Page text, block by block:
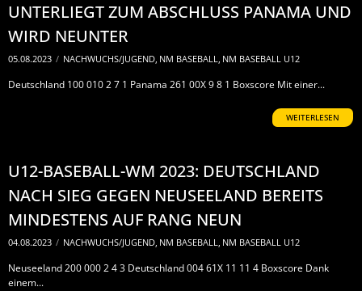
UNTERLIEGT ZUM ABSCHLUSS PANAMA UND
WIRD NEUNTER
05.08.2023 / NACHWUCHS/JUGEND, NM BASEBALL, NM BASEBALL U12
Deutschland 100 010 2 7 1 Panama 261 00X 9 8 1 Boxscore Mit einer...
WEITERLESEN
U12-BASEBALL-WM 2023: DEUTSCHLAND
NACH SIEG GEGEN NEUSEELAND BEREITS
MINDESTENS AUF RANG NEUN
04.08.2023 / NACHWUCHS/JUGEND, NM BASEBALL, NM BASEBALL U12
Neuseeland 200 000 2 4 3 Deutschland 004 61X 11 11 4 Boxscore Dank
einem...